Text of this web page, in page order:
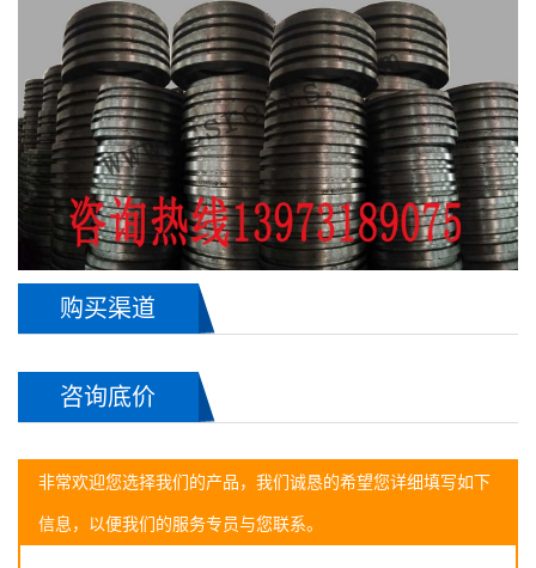
购买渠道
咨询底价
非常欢迎您选择我们的产品，我们诚恳的希望您详细填写如下
信息，以便我们的服务专员与您联系。